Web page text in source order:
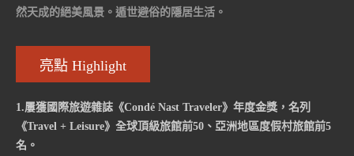
然天成的絕美風景。遁世避俗的隱居生活。
亮點 Highlight
1.屢獲國際旅遊雜誌《Condé Nast Traveler》年度金獎，名列
《Travel + Leisure》全球頂級旅館前50、亞洲地區度假村旅館前5
名。